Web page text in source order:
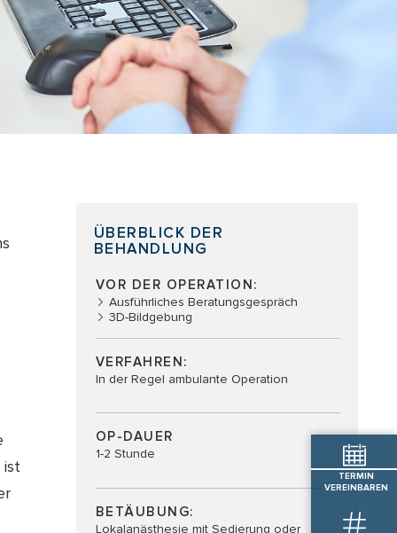
TERMIN
VEREINBAREN
ist
ÜBERBLICK DER
BEHANDLUNG
VOR DER OPERATION:
Ausführliches Beratungsgespräch
3D-Bildgebung
VERFAHREN:
In der Regel ambulante Operation
OP-DAUER
1-2 Stunde
BETÄUBUNG:
Lokalanästhesie mit Sedierung oder